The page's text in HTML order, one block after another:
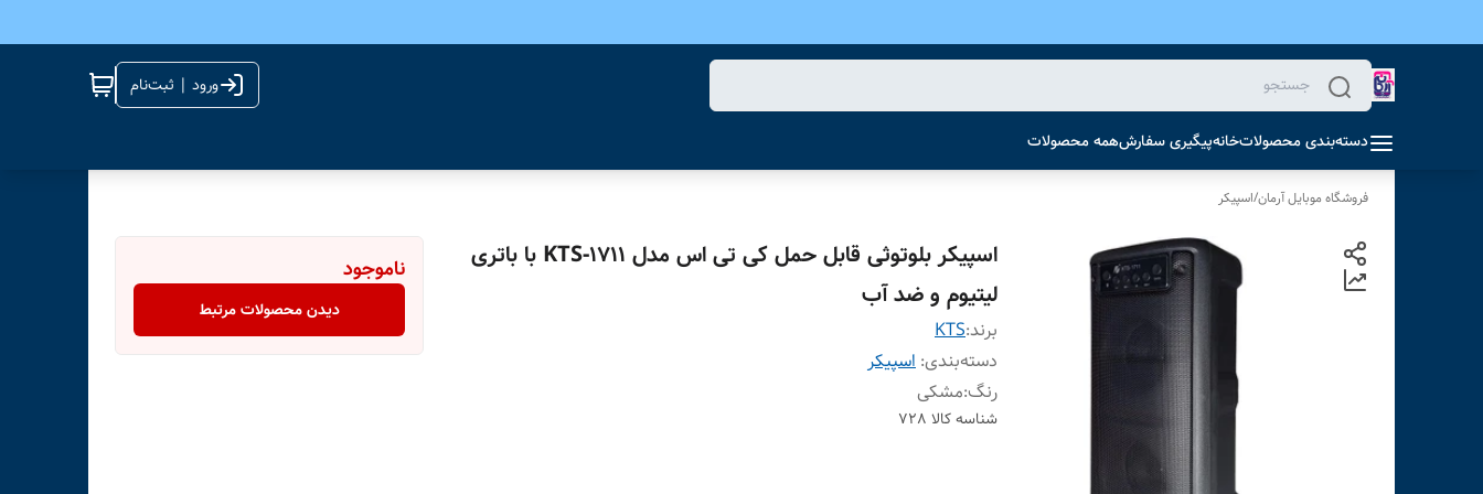
ورود | ثبت‌نام
دسته‌بندی محصولاتخانهپیگیری سفارشهمه محصولات
فروشگاه موبایل آرمان/اسپیکر
اسپیکر بلوتوثی قابل حمل کی تی اس مدل KTS-1711 با باتری
لیتیوم و ضد آب
برند:KTS
دسته‌بندی: اسپیکر
رنگ:مشکی
شناسه کالا 728
ناموجود
دیدن محصولات مرتبط